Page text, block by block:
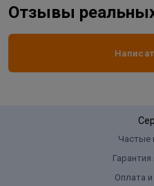
Ширина:
Отзывы
Частые
Оплата